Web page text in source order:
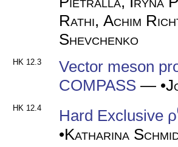
Rathi, Achim
Shevchenko
HK 12.3
Vector meson
COMPASS — •
HK 12.4 Hard Exclusive ρ
•Katharina